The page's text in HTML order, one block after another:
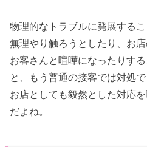
物理的なトラブルに発展する
無理やり触ろうとしたり、お
お客さんと喧嘩になったりす
と、もう普通の接客では対処
お店としても毅然とした対応
だよね。